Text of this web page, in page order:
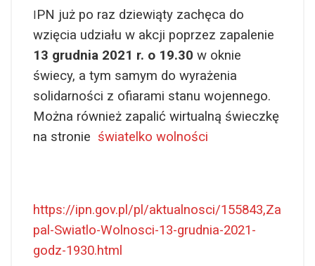
IPN już po raz dziewiąty zachęca do
wzięcia udziału w akcji poprzez zapalenie
13 grudnia 2021 r. o 19.30 w oknie
świecy, a tym samym do wyrażenia
solidarności z ofiarami stanu wojennego.
Można również zapalić wirtualną świeczkę
na stronie światelko wolności
https://ipn.gov.pl/pl/aktualnosci/155843,Za
pal-Swiatlo-Wolnosci-13-grudnia-2021-
godz-1930.html